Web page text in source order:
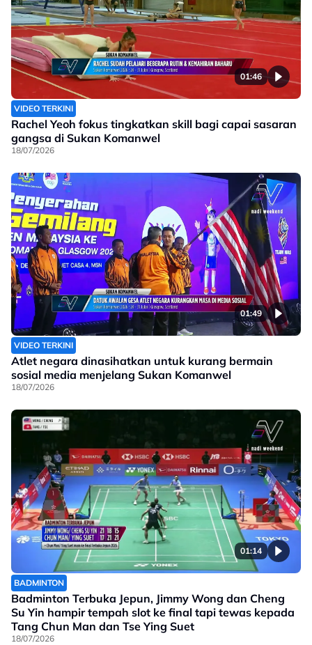
01:46
VIDEO TERKINI
Rachel Yeoh fokus tingkatkan skill bagi capai sasaran
gangsa di Sukan Komanwel
18/07/2026
01:49
VIDEO TERKINI
Atlet negara dinasihatkan untuk kurang bermain
sosial media menjelang Sukan Komanwel
18/07/2026
01:14
BADMINTON
Badminton Terbuka Jepun, Jimmy Wong dan Cheng
Su Yin hampir tempah slot ke final tapi tewas kepada
Tang Chun Man dan Tse Ying Suet
18/07/2026